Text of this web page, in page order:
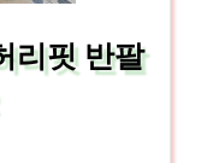
리핏 반팔